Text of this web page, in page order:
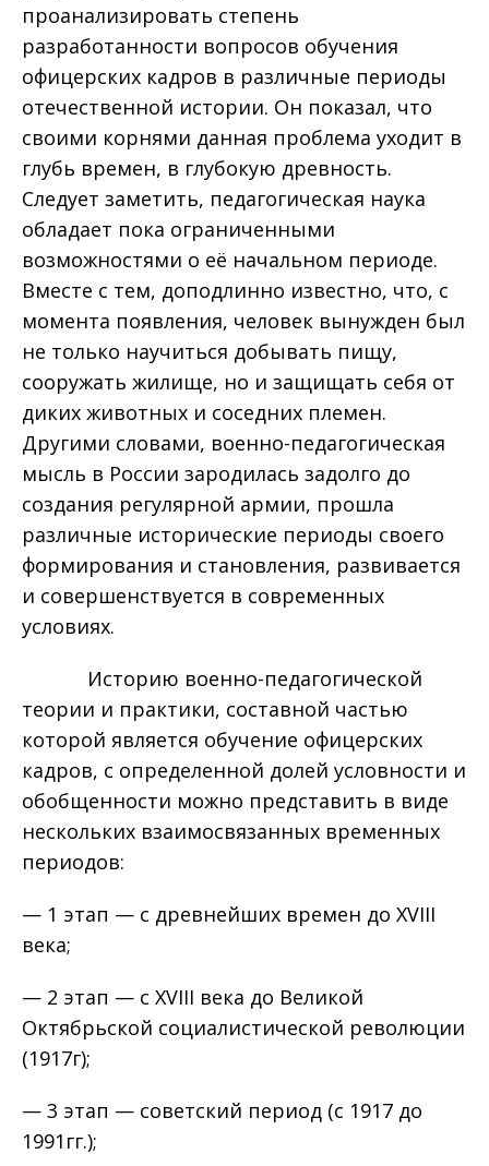
проанализировать степень
разработанности вопросов обучения
офицерских кадров в различные периоды
отечественной истории. Он показал, что
своими корнями данная проблема уходит в
глубь времен, в глубокую древность.
Следует заметить, педагогическая наука
обладает пока ограниченными
возможностями о её начальном периоде.
Вместе с тем, доподлинно известно, что, с
момента появления, человек вынужден был
не только научиться добывать пищу,
сооружать жилище, но и защищать себя от
диких животных и соседних племен.
Другими словами, военно-педагогическая
мысль в России зародилась задолго до
создания регулярной армии, прошла
различные исторические периоды своего
формирования и становления, развивается
и совершенствуется в современных
условиях.
Историю военно-педагогической
теории и практики, составной частью
которой является обучение офицерских
кадров, с определенной долей условности и
обобщенности можно представить в виде
нескольких взаимосвязанных временных
периодов:
— 1 этап — с древнейших времен до XVIII
века;
— 2 этап — с XVIII века до Великой
Октябрьской социалистической революции
(1917г);
— 3 этап — советский период (с 1917 до
1991гг.);